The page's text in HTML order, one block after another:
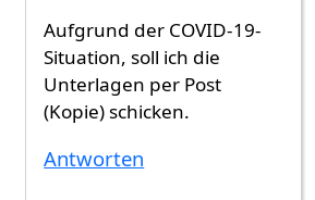
Aufgrund der COVID-19-
Situation, soll ich die
Unterlagen per Post
(Kopie) schicken.
Antworten